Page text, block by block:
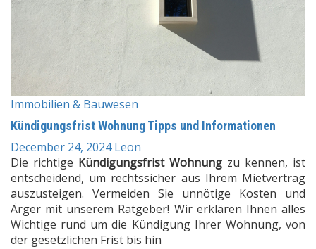
Immobilien & Bauwesen
Kündigungsfrist Wohnung Tipps und Informationen
December 24, 2024 Leon
Die richtige Kündigungsfrist Wohnung zu kennen, ist
entscheidend, um rechtssicher aus Ihrem Mietvertrag
auszusteigen. Vermeiden Sie unnötige Kosten und
Ärger mit unserem Ratgeber! Wir erklären Ihnen alles
Wichtige rund um die Kündigung Ihrer Wohnung, von
der gesetzlichen Frist bis hin